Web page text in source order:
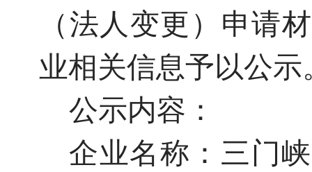
（法人变更）申请
业相关信息予以公示
公示内容：
企业名称：三门